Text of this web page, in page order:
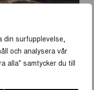
din surfupplevelse,
och analysera vår
alla" samtycker du till